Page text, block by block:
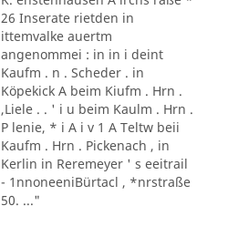
26 Inserate rietden in
ittemvalke auertm
angenommei : in in i deint
Kaufm . n . Scheder . in
Köpekick A beim Kiufm . Hrn .
,Liele . . ' i u beim Kaulm . Hrn .
P lenie, * i A i v 1 A Teltw beii
Kaufm . Hrn . Pickenach , in
Kerlin in Reremeyer ' s eeitrail
- 1nnoneeniBürtacl , *nrstraße
50. ..."